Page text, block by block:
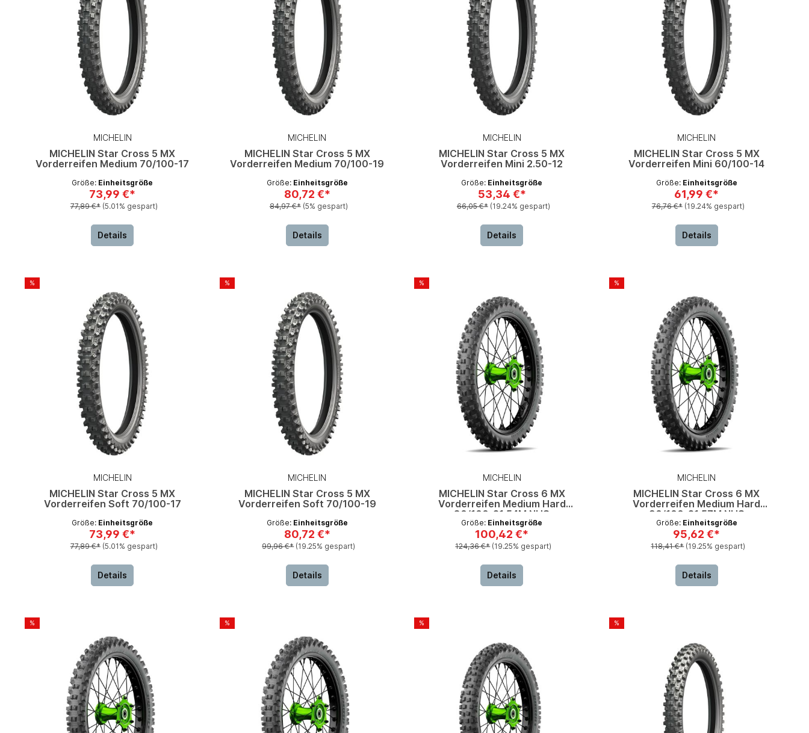
MICHELIN
MICHELIN Star Cross 5 MX
Vorderreifen Medium 70/100-17
Größe: Einheitsgröße
73,99 €*
77,89 €* (5.01% gespart)
Details
MICHELIN
MICHELIN Star Cross 5 MX
Vorderreifen Medium 70/100-19
Größe: Einheitsgröße
80,72 €*
84,97 €* (5% gespart)
Details
MICHELIN
MICHELIN Star Cross 5 MX
Vorderreifen Mini 2.50-12
Größe: Einheitsgröße
53,34 €*
66,05 €* (19.24% gespart)
Details
MICHELIN
MICHELIN Star Cross 5 MX
Vorderreifen Mini 60/100-14
Größe: Einheitsgröße
61,99 €*
76,76 €* (19.24% gespart)
Details
%
MICHELIN
MICHELIN Star Cross 5 MX
Vorderreifen Soft 70/100-17
Größe: Einheitsgröße
73,99 €*
77,89 €* (5.01% gespart)
Details
%
MICHELIN
MICHELIN Star Cross 5 MX
Vorderreifen Soft 70/100-19
Größe: Einheitsgröße
80,72 €*
99,96 €* (19.25% gespart)
Details
%
MICHELIN
MICHELIN Star Cross 6 MX
Vorderreifen Medium Hard
80/100-21 54M NHS
Größe: Einheitsgröße
100,42 €*
124,36 €* (19.25% gespart)
Details
%
MICHELIN
MICHELIN Star Cross 6 MX
Vorderreifen Medium Hard
90/100-21 57M NHS
Größe: Einheitsgröße
95,62 €*
118,41 €* (19.25% gespart)
Details
% % % %